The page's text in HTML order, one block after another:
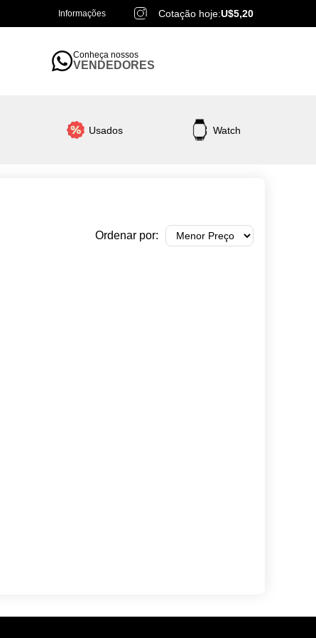
Informações Cotação hoje:U$5,20
Conheça nossos
VENDEDORES
Usados Watch
Ordenar por: